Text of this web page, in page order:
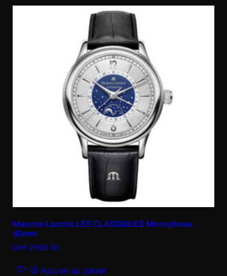
Maurice Lacroix LES CLASSIQUES Moonphase
40mm
CHF 2'650.00
Ajouter au panier